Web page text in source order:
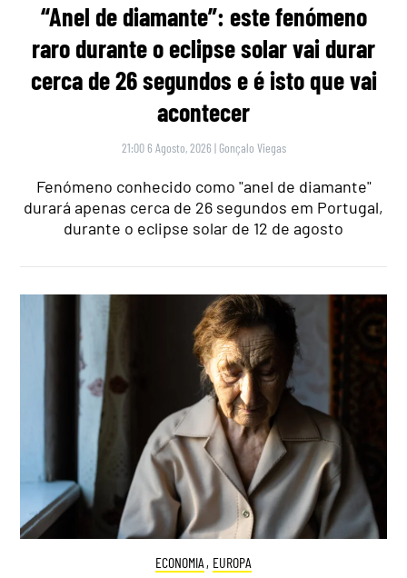
“Anel de diamante”: este fenómeno
raro durante o eclipse solar vai durar
cerca de 26 segundos e é isto que vai
acontecer
21:00 6 Agosto, 2026 | Gonçalo Viegas
Fenómeno conhecido como "anel de diamante"
durará apenas cerca de 26 segundos em Portugal,
durante o eclipse solar de 12 de agosto
ECONOMIA , EUROPA